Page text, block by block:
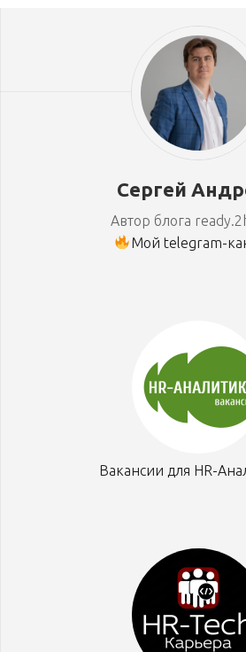
Сергей
Автор блога
Мой telegram-
Вакансии для HR-